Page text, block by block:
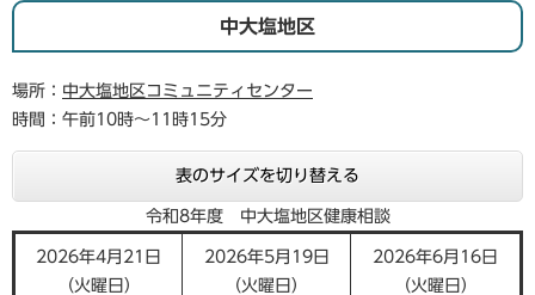
中大塩地区
場所： 中大塩地区コミュニティセンター
時間：午前10時～11時15分
表のサイズを切り替える
令和8年度 中大塩地区健康相談
2026年4月21日
（火曜日）
2026年5月19日
（火曜日）
2026年6月16日
（火曜日）